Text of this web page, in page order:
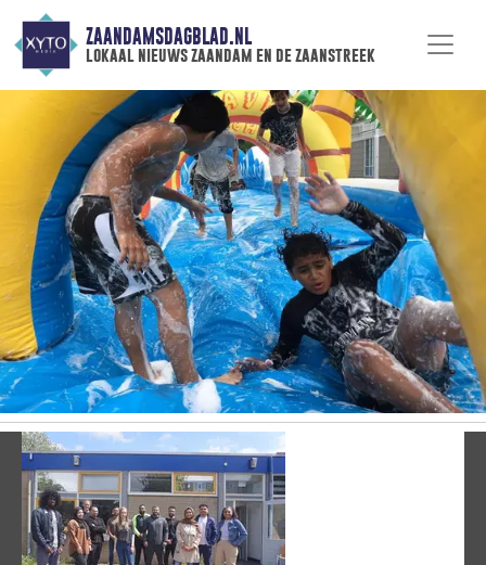
ZAANDAMSDAGBLAD.NL
lokaal nieuws zaandam en de zaanstreek
Vorige